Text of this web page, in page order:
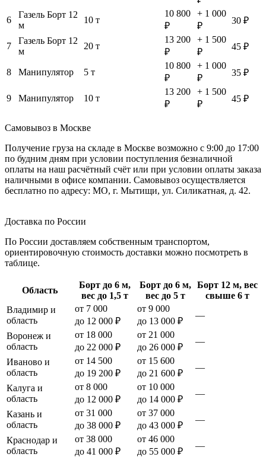
6
Газель Борт 12
м
10 т
10 800
₽
+ 1 000
₽
30 ₽
7
Газель Борт 12
м
20 т
13 200
₽
+ 1 500
₽
45 ₽
8 Манипулятор 5 т
10 800
₽
+ 1 000
₽
35 ₽
9 Манипулятор 10 т
13 200
₽
+ 1 500
₽
45 ₽
Самовывоз в Москве
Получение груза на складе в Москве возможно с 9:00 до 17:00
по будним дням при условии поступления безналичной
оплаты на наш расчётный счёт или при условии оплаты заказа
наличными в офисе компании. Самовывоз осуществляется
бесплатно по адресу: МО, г. Мытищи, ул. Силикатная, д. 42.
Доставка по России
По России доставляем собственным транспортом,
ориентировочную стоимость доставки можно посмотреть в
таблице.
Область
Борт до 6 м,
вес до 1,5 т
Борт до 6 м,
вес до 5 т
Борт 12 м, вес
свыше 6 т
Владимир и
область
от 7 000
до 12 000 ₽
от 9 000
до 13 000 ₽
—
Воронеж и
область
от 18 000
до 22 000 ₽
от 21 000
до 26 000 ₽
—
Иваново и
область
от 14 500
до 19 200 ₽
от 15 600
до 21 600 ₽
—
Калуга и
область
от 8 000
до 12 000 ₽
от 10 000
до 14 000 ₽
—
Казань и
область
от 31 000
до 38 000 ₽
от 37 000
до 43 000 ₽
—
Краснодар и
область
от 38 000
до 41 000 ₽
от 46 000
до 55 000 ₽
—